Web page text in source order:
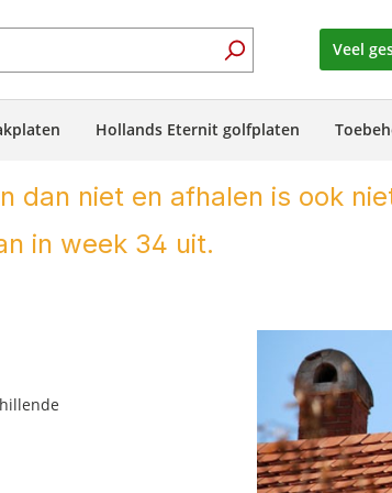
Veel
Hollands Eternit golfplaten
dan niet en afhalen is ook
in week 34 uit.